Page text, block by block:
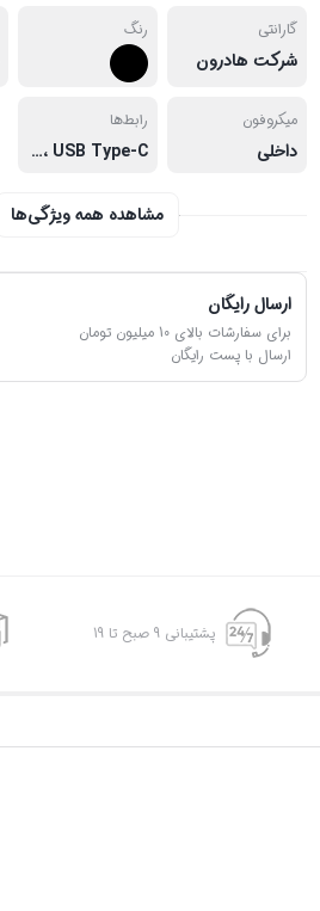
گارانتی
شرکت هادرون
رنگ
میکروفون
داخلی
رابط‌ها
Bluetooth، USB Type-C، جک 3.5 میلی‌متری صدا، شیار کارت حافظه MicroSD
مشاهده همه ویژگی‌ها
ارسال رایگان
برای سفارشات بالای 10 میلیون تومان
ارسال با پست رایگان
پشتیبانی 9 صبح تا 19